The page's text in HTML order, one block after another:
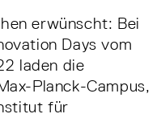
erwünscht: Bei
Days vom
laden die
Planck-Campus,
für